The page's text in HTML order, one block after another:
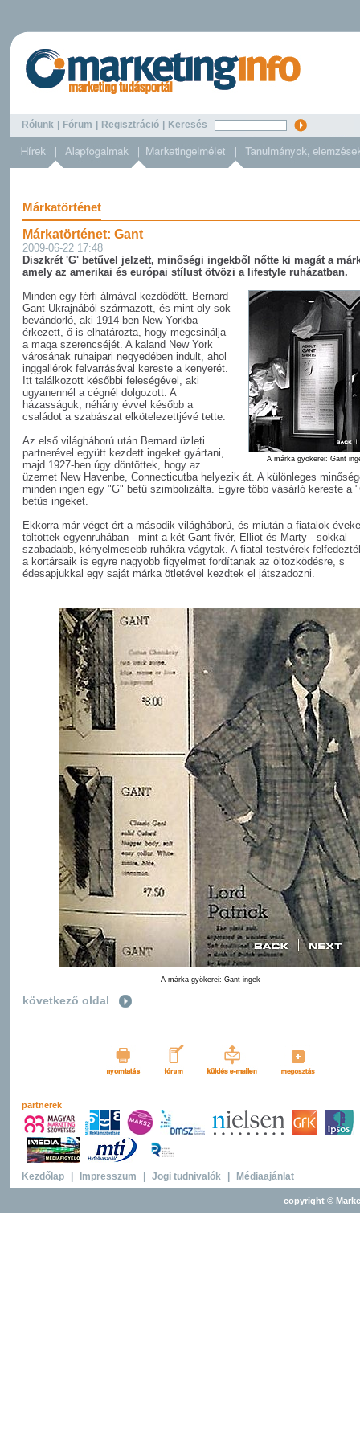
Rólunk Fórum Regisztráció Keresés
Márkatörténet
Márkatörténet: Gant
2009-06-22 17:48
Diszkrét 'G' betűvel jelzett, minőségi ingekből nőtte ki magát a
amely az amerikai és európai stílust ötvözi a lifestyle ruházatban.
A márka gyökerei: Gant
Minden egy férfi álmával kezdődött. Bernard
Gant Ukrajnából származott, és mint oly sok
bevándorló, aki 1914-ben New Yorkba
érkezett, ő is elhatározta, hogy megcsinálja
a maga szerencséjét. A kaland New York
városának ruhaipari negyedében indult, ahol
inggallérok felvarrásával kereste a kenyerét.
Itt találkozott későbbi feleségével, aki
ugyanennél a cégnél dolgozott. A
házasságuk, néhány évvel később a
családot a szabászat elkötelezettjévé tette.
Az első világháború után Bernard üzleti
partnerével együtt kezdett ingeket gyártani,
majd 1927-ben úgy döntöttek, hogy az
üzemet New Havenbe, Connecticutba helyezik át. A különleges
minden ingen egy "G" betű szimbolizálta. Egyre több vásárló kereste a
betűs ingeket.
Ekkorra már véget ért a második világháború, és miután a fiatalok
töltöttek egyenruhában - mint a két Gant fivér, Elliot és Marty - sokkal
szabadabb, kényelmesebb ruhákra vágytak. A fiatal testvérek
a kortársaik is egyre nagyobb figyelmet fordítanak az öltözködésre, s
édesapjukkal egy saját márka ötletével kezdtek el játszadozni.
A márka gyökerei: Gant ingek
következő oldal
partnerek
Kezdőlap Impresszum Jogi tudnivalók Médiaajánlat
copyright ©